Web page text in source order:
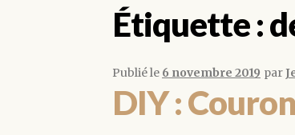
Étiquette :
Publié le 6 novembre 2019 par
DIY :